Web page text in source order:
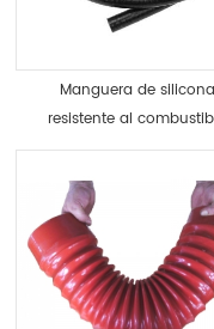
Manguera de silicona
resistente al
revestida de FKM
Fluorocarbono Viton